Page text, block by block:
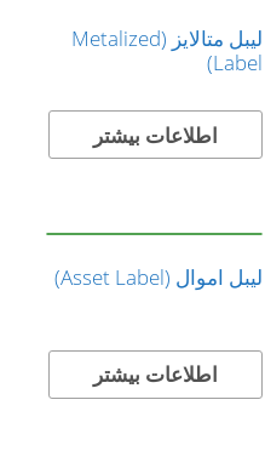
لیبل متالایز (Metalized
Label)
اطلاعات بیشتر
لیبل اموال (Asset Label)
اطلاعات بیشتر